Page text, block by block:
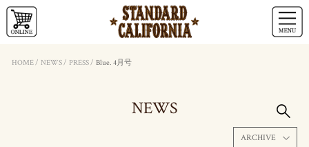
HOME/ NEWS/ PRESS/ Blue. 4月号
NEWS
ARCHIVE